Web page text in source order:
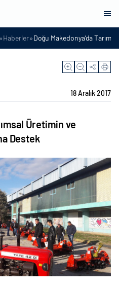
»Haberler»Doğu Makedonya’da
18 Aralık 2017
Üretimin ve
Destek